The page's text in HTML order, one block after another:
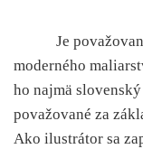
Je
moderného
ho najmä
považované za
Ako ilustrátor sa